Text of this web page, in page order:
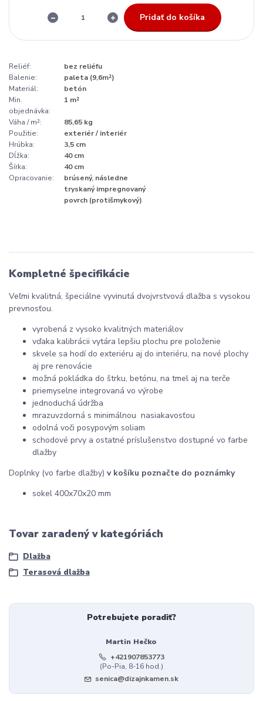
Pridať do košíka
Reliéf:
bez reliéfu
Balenie:
paleta (9,6m²)
Materiál:
betón
Min.
objednávka:
1 m²
Váha / m²:
85,65 kg
Použitie:
exteriér / interiér
Hrúbka:
3,5 cm
Dĺžka:
40 cm
Šírka:
40 cm
Opracovanie:
brúsený, následne
tryskaný impregnovaný
povrch (protišmykový)
Kompletné špecifikácie
Veľmi kvalitná, špeciálne vyvinutá dvojvrstvová dlažba s vysokou
prevnosťou.
vyrobená z vysoko kvalitných materiálov
vďaka kalibrácii vytára lepšiu plochu pre položenie
skvele sa hodí do exteriéru aj do interiéru, na nové plochy
aj pre renovácie
možná pokládka do štrku, betónu, na tmel aj na terče
priemyselne integrovaná vo výrobe
jednoduchá údržba
mrazuvzdorná s minimálnou nasiakavosťou
odolná voči posypovým soliam
schodové prvy a ostatné príslušenstvo dostupné vo farbe
dlažby
Doplnky (vo farbe dlažby) v košíku poznačte do poznámky
sokel 400x70x20 mm
Tovar zaradený v kategóriách
Dlažba
Terasová dlažba
Potrebujete poradiť?
Martin Hečko
+421907853773
(Po-Pia, 8-16 hod.)
senica@dizajnkamen.sk